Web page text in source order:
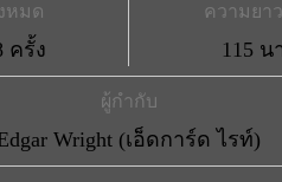
หมด
ครั้ง
ความยา
115 น
ผู้กำกับ
Wright (เอ็ดการ์ด ไรท์)